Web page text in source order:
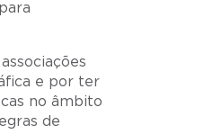
e por ter
no âmbito
de